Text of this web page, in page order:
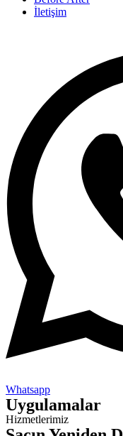
İletişim
Whatsapp
Uygulamalar
Hizmetlerimiz